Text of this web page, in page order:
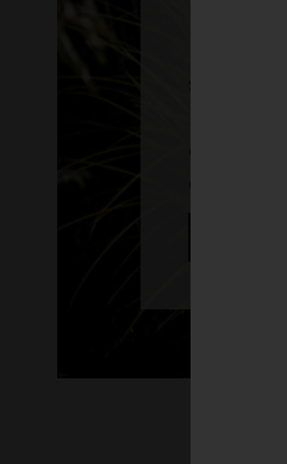
brukes
mot
slipper
de best